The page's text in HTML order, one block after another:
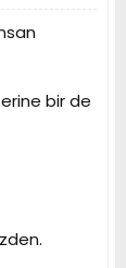
bir de